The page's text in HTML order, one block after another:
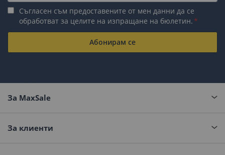
Съгласен съм предоставените от мен данни да се
обработват за целите на изпращане на бюлетин.
Абонирам се
За MaxSale
За клиенти